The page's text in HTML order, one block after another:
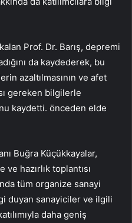
Prof. Dr. Barış, depremi
da kaydederek, bu
azaltılmasının ve afet
gereken bilgilerle
kaydetti. önceden elde
Buğra Küçükkayalar,
hazırlık toplantısı
tüm organize sanayi
duyan sanayiciler ve ilgili
daha geniş